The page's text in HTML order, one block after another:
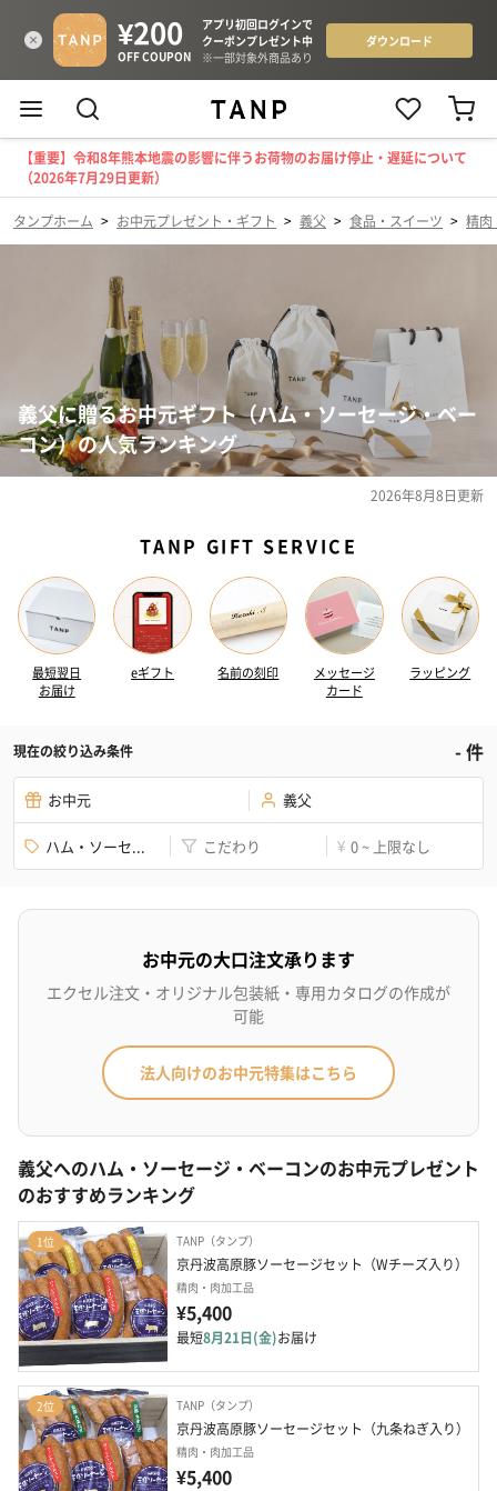
【重要】令和8年熊本地震の影響に伴うお荷物のお届け停止・遅延について
（2026年7月29日更新）
タンプホーム > お中元プレゼント・ギフト > 義父 > 食品・スイーツ > 精肉
義父に贈るお中元ギフト（ハム・ソーセージ・ベー
コン）の人気ランキング
2026年8月8日更新
TANP GIFT SERVICE
最短翌日
お届け
eギフト 名前の刻印
メッセージ
カード
ラッピング
現在の絞り込み条件 -件
お中元 義父
ハム・ソーセ... こだわり ¥ 0 ~ 上限なし
お中元の大口注文承ります
エクセル注文・オリジナル包装紙・専用カタログの作成が
可能
法人向けのお中元特集はこちら
義父へのハム・ソーセージ・ベーコンのお中元プレゼント
のおすすめランキング
1位 TANP（タンプ）
京丹波高原豚ソーセージセット（Wチーズ入り）
精肉・肉加工品
¥5,400
最短8月21日(金)お届け
2位 TANP（タンプ）
京丹波高原豚ソーセージセット（九条ねぎ入り）
精肉・肉加工品
¥5,400